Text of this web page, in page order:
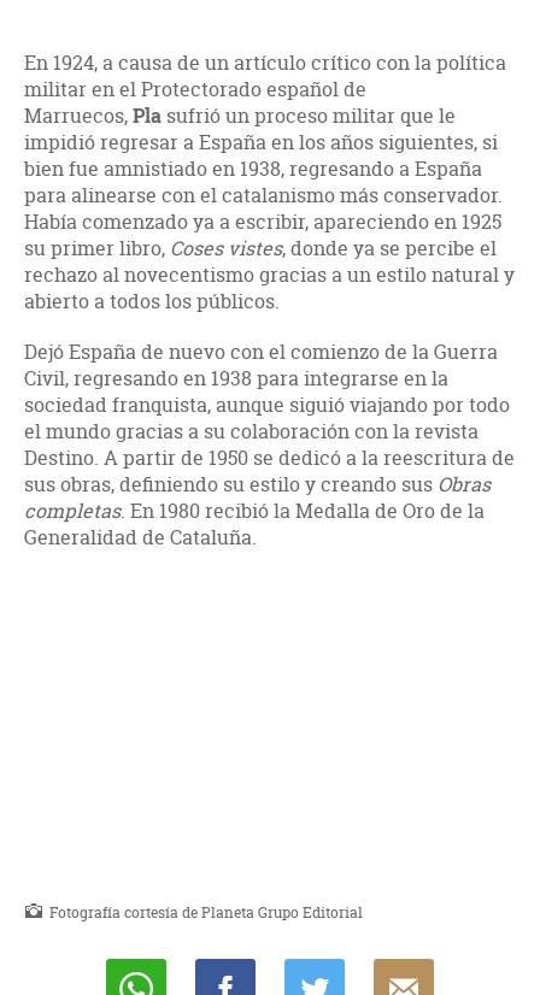
En 1924, a causa de un artículo crítico con la política
militar en el Protectorado español de
Marruecos,Pla sufrió un proceso militar que le
impidió regresar a España en los años siguientes, si
bien fue amnistiado en 1938, regresando a España
para alinearse con el catalanismo más conservador.
Había comenzado ya a escribir, apareciendo en 1925
su primer libro, Coses vistes, donde ya se percibe el
rechazo al novecentismo gracias a un estilo natural y
abierto a todos los públicos.
Dejó España de nuevo con el comienzo de la Guerra
Civil, regresando en 1938 para integrarse en la
sociedad franquista, aunque siguió viajando por todo
el mundo gracias a su colaboración con la revista
Destino. A partir de 1950 se dedicó a la reescritura de
sus obras, definiendo su estilo y creando sus Obras
completas. En 1980 recibió la Medalla de Oro de la
Generalidad de Cataluña.
Fotografía cortesía de Planeta Grupo Editorial